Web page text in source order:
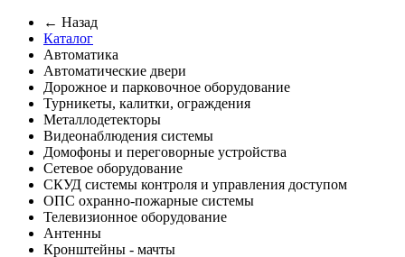
← Назад
Каталог
Автоматика
Автоматические двери
Дорожное и парковочное оборудование
Турникеты, калитки, ограждения
Металлодетекторы
Видеонаблюдения cистемы
Домофоны и переговорные устройства
Сетевое оборудование
СКУД системы контроля и управления доступом
ОПС охранно-пожарные системы
Телевизионное оборудование
Антенны
Кронштейны - мачты